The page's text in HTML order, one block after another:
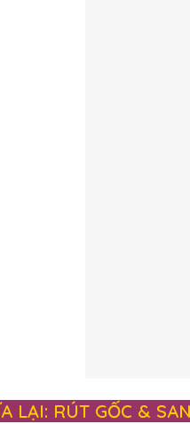
LẠI: RÚT GỐC &